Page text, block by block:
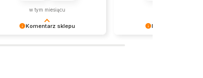
Komentarz sklepu
w tym miesiącu
Komentarz sklepu